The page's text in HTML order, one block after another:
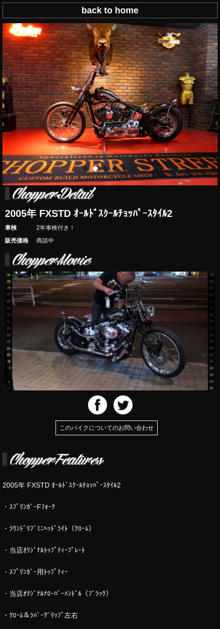
back to home
2005年 FXSTD ｵｰﾙﾄﾞｽｸｰﾙﾁｮｯﾊﾟｰｽﾀｲﾙ2
車検
2年車検付き！
販売価格
商談中
このバイクについてのお問い合わせ
2005年 FXSTD ｵｰﾙﾄﾞｽｸｰﾙﾁｮｯﾊﾟｰｽﾀｲﾙ2
・ｽﾌﾟﾘﾝｶﾞｰFﾌｫｰｸ
・ﾗｳﾝﾄﾞﾘﾌﾞﾐﾆﾍｯﾄﾞﾗｲﾄ（ｸﾛｰﾑ）
・当店ｵﾘｼﾞﾅﾙﾄｯﾌﾟﾃｨｰﾌﾟﾚｰﾄ
・ｽﾌﾟﾘﾝｶﾞｰ用ﾄｯﾌﾟﾃｨｰ
・当店ｵﾘｼﾞﾅﾙﾅﾛｰﾊﾞｰﾊﾝﾄﾞﾙ（ﾌﾞﾗｯｸ）
・ｸﾛｰﾑ＆ﾗﾊﾞｰｸﾞﾘｯﾌﾟ左右